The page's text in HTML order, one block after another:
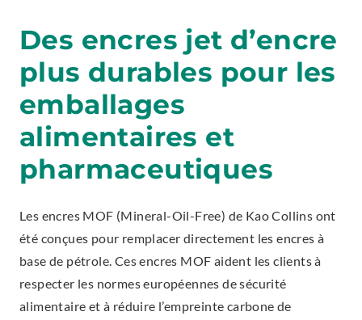
Des encres jet d’encre
plus durables pour les
emballages
alimentaires et
pharmaceutiques
Les encres MOF (Mineral-Oil-Free) de Kao Collins ont
été conçues pour remplacer directement les encres à
base de pétrole. Ces encres MOF aident les clients à
respecter les normes européennes de sécurité
alimentaire et à réduire l’empreinte carbone de